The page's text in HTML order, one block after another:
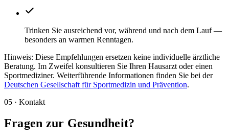
Trinken Sie ausreichend vor, während und nach dem Lauf —
besonders an warmen Renntagen.
Hinweis: Diese Empfehlungen ersetzen keine individuelle ärztliche
Beratung. Im Zweifel konsultieren Sie Ihren Hausarzt oder einen
Sportmediziner. Weiterführende Informationen finden Sie bei der
Deutschen Gesellschaft für Sportmedizin und Prävention.
05 · Kontakt
Fragen zur Gesundheit?